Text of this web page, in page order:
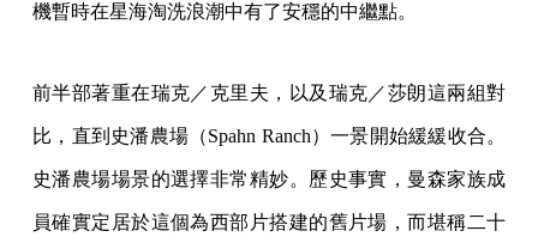
機暫時在星海淘洗浪潮中有了安穩的中繼點。
前半部著重在瑞克／克里夫，以及瑞克／莎朗這兩組對
比，直到史潘農場（Spahn Ranch）一景開始緩緩收合。
史潘農場場景的選擇非常精妙。歷史事實，曼森家族成
員確實定居於這個為西部片搭建的舊片場，而堪稱二十